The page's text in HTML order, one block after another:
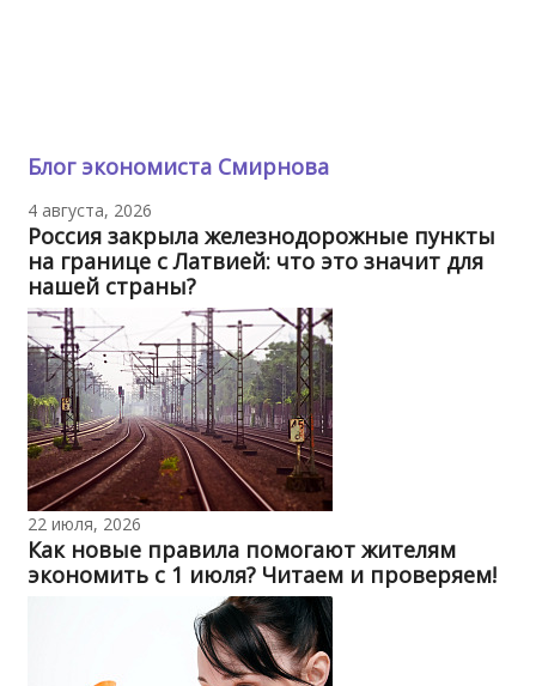
Блог экономиста Смирнова
4 августа, 2026
Россия закрыла железнодорожные пункты
на границе с Латвией: что это значит для
нашей страны?
22 июля, 2026
Как новые правила помогают жителям
экономить с 1 июля? Читаем и проверяем!